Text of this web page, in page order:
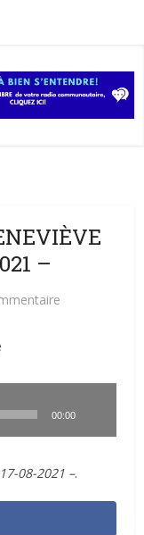
–
00:00
17-08-2021 –.